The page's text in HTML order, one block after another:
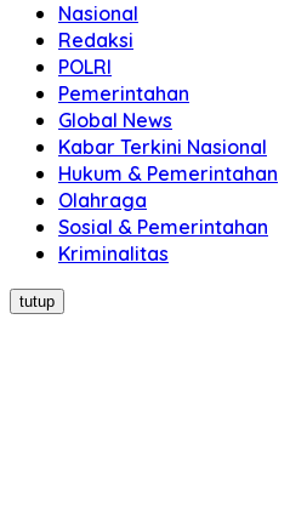
Nasional
Redaksi
POLRI
Pemerintahan
Global News
Kabar Terkini Nasional
Hukum & Pemerintahan
Olahraga
Sosial & Pemerintahan
Kriminalitas
tutup